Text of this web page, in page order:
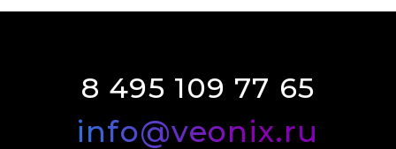
8 495 109 77 65
info@veonix.ru